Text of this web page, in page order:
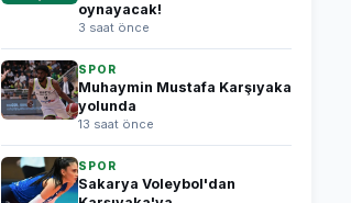
oynayacak!
3 saat önce
SPOR
Muhaymin Mustafa Karşıyaka
yolunda
13 saat önce
SPOR
Sakarya Voleybol'dan